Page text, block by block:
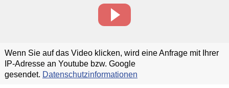
Wenn Sie auf das Video klicken, wird eine Anfrage mit Ihrer
IP-Adresse an Youtube bzw. Google
gesendet. Datenschutzinformationen